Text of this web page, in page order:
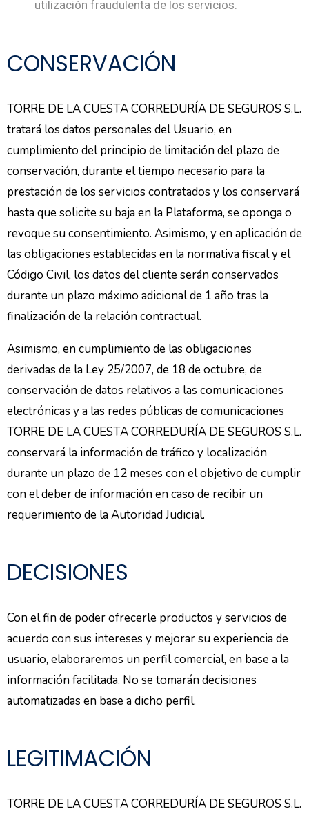
utilización fraudulenta de los servicios.
CONSERVACIÓN
TORRE DE LA CUESTA CORREDURÍA DE SEGUROS S.L.
tratará los datos personales del Usuario, en
cumplimiento del principio de limitación del plazo de
conservación, durante el tiempo necesario para la
prestación de los servicios contratados y los conservará
hasta que solicite su baja en la Plataforma, se oponga o
revoque su consentimiento. Asimismo, y en aplicación de
las obligaciones establecidas en la normativa fiscal y el
Código Civil, los datos del cliente serán conservados
durante un plazo máximo adicional de 1 año tras la
finalización de la relación contractual.
Asimismo, en cumplimiento de las obligaciones
derivadas de la Ley 25/2007, de 18 de octubre, de
conservación de datos relativos a las comunicaciones
electrónicas y a las redes públicas de comunicaciones
TORRE DE LA CUESTA CORREDURÍA DE SEGUROS S.L.
conservará la información de tráfico y localización
durante un plazo de 12 meses con el objetivo de cumplir
con el deber de información en caso de recibir un
requerimiento de la Autoridad Judicial.
DECISIONES
Con el fin de poder ofrecerle productos y servicios de
acuerdo con sus intereses y mejorar su experiencia de
usuario, elaboraremos un perfil comercial, en base a la
información facilitada. No se tomarán decisiones
automatizadas en base a dicho perfil.
LEGITIMACIÓN
TORRE DE LA CUESTA CORREDURÍA DE SEGUROS S.L.